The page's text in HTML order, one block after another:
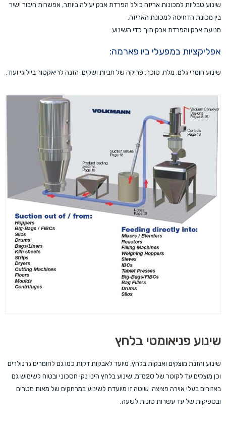
שינוע טבליות למכונות אריזה כולל הפרדת אבק יעילה ביותר, אפשרות חיבור ישיר
בין מכונת הדחיסה למכונת האריזה.
מניעת אבק והפרדת אבק תוך כדי השינוע.
אפליקציות במפעלי ביו פארמה:
שינוע חומרי גלם, מלח, סוכר. פריקה של חביות ושקים. הזנה לריאקטור ביולוגי ועוד.
שינוע פניאומטי בלחץ
שינוע והזנת מוצקים ואבקות בלחץ, מיועד לאבקות דקות כמו גם לחומרים גרנולרים
וכן מוצקים עד לקוטר של 20מ"מ. שינוע בלחץ הינו נקי חסכוני ובטוח לשימוש גם
באזורים בעלי אוירה פציצה. שיטה זו מיועדת לשינוע במרחקים של מאות מטרים
ובספיקות של עד עשרות טונות לשעה.